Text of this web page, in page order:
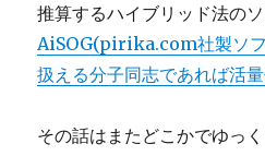
推算するハイブリッド法の
AiSOG(pirika.com社製ソ
扱える分子同志であれば活
その話はまたどこかでゆっく